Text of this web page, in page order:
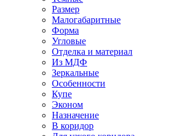
Размер
Малогабаритные
Форма
Угловые
Отделка и материал
Из МДФ
Зеркальные
Особенности
Купе
Эконом
Назначение
В коридор